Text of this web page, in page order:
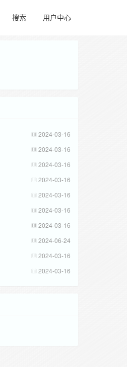
搜索 用户中心
2024-03-16
2024-03-16
2024-03-16
2024-03-16
2024-03-16
2024-03-16
2024-03-16
2024-06-24
2024-03-16
2024-03-16